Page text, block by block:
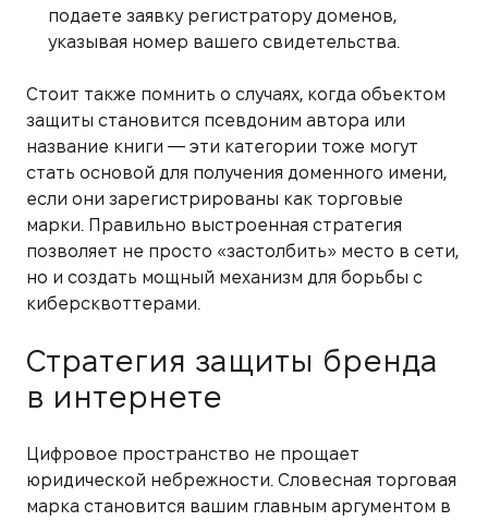
подаете заявку регистратору доменов,
указывая номер вашего свидетельства.
Стоит также помнить о случаях, когда объектом
защиты становится псевдоним автора или
название книги — эти категории тоже могут
стать основой для получения доменного имени,
если они зарегистрированы как торговые
марки. Правильно выстроенная стратегия
позволяет не просто «застолбить» место в сети,
но и создать мощный механизм для борьбы с
киберсквоттерами.
Стратегия защиты бренда
в интернете
Цифровое пространство не прощает
юридической небрежности. Словесная торговая
марка становится вашим главным аргументом в